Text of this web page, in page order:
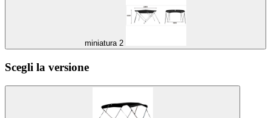
miniatura 2
Scegli la versione